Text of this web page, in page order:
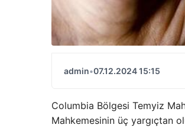
admin•07.12.2024 15:15
Columbia Bölgesi Temyiz
Mahkemesinin üç yargıçtan